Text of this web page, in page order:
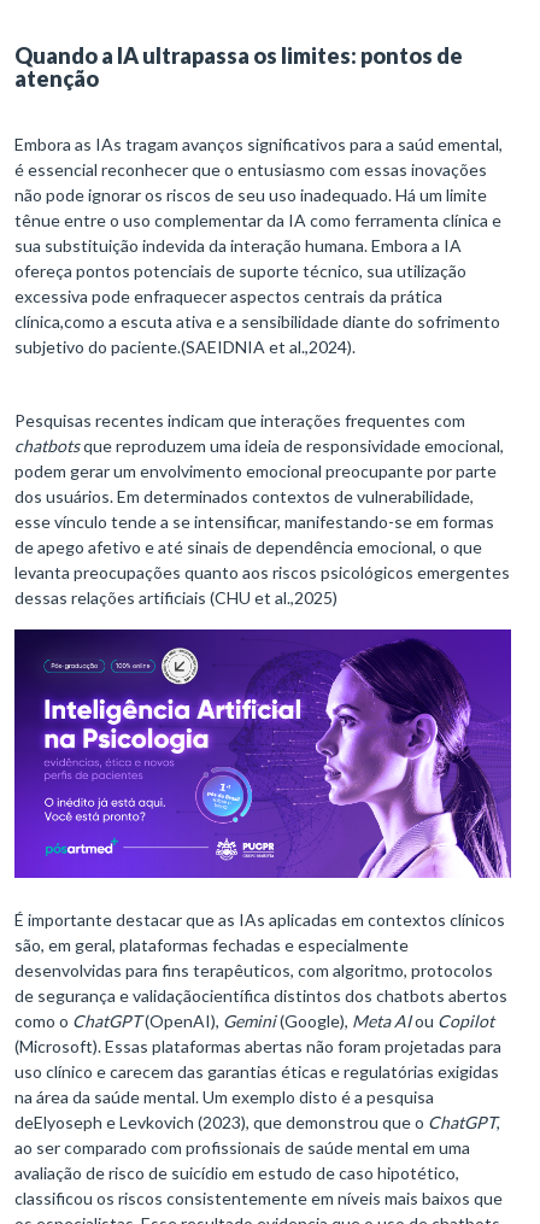
Quando a IA ultrapassa os limites: pontos de
atenção
Embora as IAs tragam avanços significativos para a saúd emental,
é essencial reconhecer que o entusiasmo com essas inovações
não pode ignorar os riscos de seu uso inadequado. Há um limite
tênue entre o uso complementar da IA como ferramenta clínica e
sua substituição indevida da interação humana. Embora a IA
ofereça pontos potenciais de suporte técnico, sua utilização
excessiva pode enfraquecer aspectos centrais da prática
clínica,como a escuta ativa e a sensibilidade diante do sofrimento
subjetivo do paciente.(SAEIDNIA et al.,2024).
Pesquisas recentes indicam que interações frequentes com
chatbotsque reproduzem uma ideia de responsividade emocional,
podem gerar um envolvimento emocional preocupante por parte
dos usuários. Em determinados contextos de vulnerabilidade,
esse vínculo tende a se intensificar, manifestando-se em formas
de apego afetivo e até sinais de dependência emocional, o que
levanta preocupações quanto aos riscos psicológicos emergentes
dessas relações artificiais (CHU et al.,2025)
É importante destacar que as IAs aplicadas em contextos clínicos
são, em geral, plataformas fechadas e especialmente
desenvolvidas para fins terapêuticos, com algoritmo, protocolos
de segurança e validaçãocientífica distintos dos chatbots abertos
como o ChatGPT(OpenAI), Gemini(Google), Meta AIou Copilot
(Microsoft). Essas plataformas abertas não foram projetadas para
uso clínico e carecem das garantias éticas e regulatórias exigidas
na área da saúde mental. Um exemplo disto é a pesquisa
deElyoseph e Levkovich (2023), que demonstrou que o ChatGPT,
ao ser comparado com profissionais de saúde mental em uma
avaliação de risco de suicídio em estudo de caso hipotético,
classificou os riscos consistentemente em níveis mais baixos que